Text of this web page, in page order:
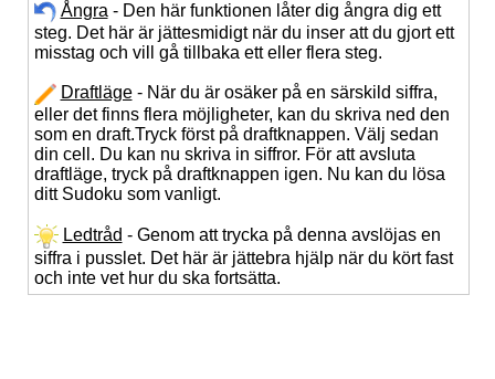
Ångra - Den här funktionen låter dig ångra dig ett
steg. Det här är jättesmidigt när du inser att du gjort ett
misstag och vill gå tillbaka ett eller flera steg.
Draftläge- När du är osäker på en särskild siffra,
eller det finns flera möjligheter, kan du skriva ned den
som en draft.Tryck först på draftknappen. Välj sedan
din cell. Du kan nu skriva in siffror. För att avsluta
draftläge, tryck på draftknappen igen. Nu kan du lösa
ditt Sudoku som vanligt.
Ledtråd - Genom att trycka på denna avslöjas en
siffra i pusslet. Det här är jättebra hjälp när du kört fast
och inte vet hur du ska fortsätta.